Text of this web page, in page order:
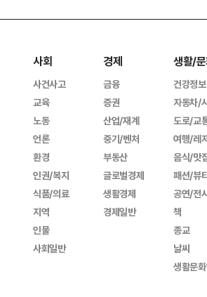
사회
사건사고
교육
노동
언론
환경
인권/복지
식품/의료
지역
인물
사회일반
경제
금융
증권
산업/재계
중기/벤처
부동산
글로벌경제
생활경제
경제일반
생활/
건강정보
자동차/
도로/교
여행/레
음식/맛
패션/뷰
공연/전
책
종교
날씨
생활문